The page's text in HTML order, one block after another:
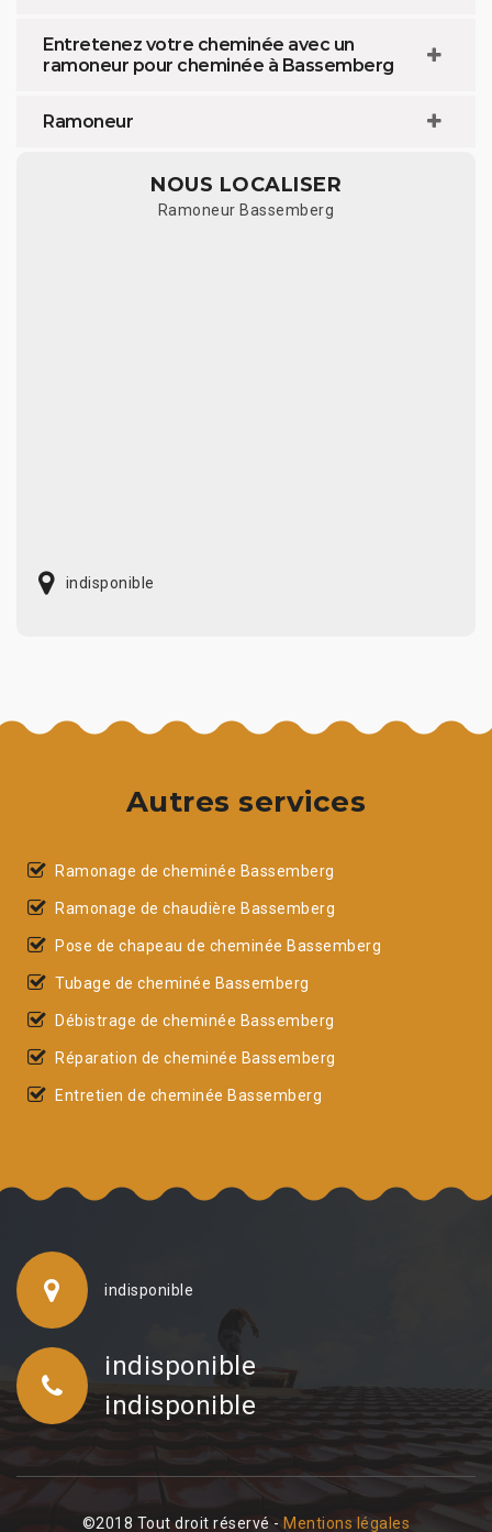
Entretenez votre cheminée avec un
ramoneur pour cheminée à Bassemberg
Ramoneur
NOUS LOCALISER
Ramoneur Bassemberg
indisponible
Autres services
Ramonage de cheminée Bassemberg
Ramonage de chaudière Bassemberg
Pose de chapeau de cheminée Bassemberg
Tubage de cheminée Bassemberg
Débistrage de cheminée Bassemberg
Réparation de cheminée Bassemberg
Entretien de cheminée Bassemberg
indisponible
indisponible
indisponible
©2018 Tout droit réservé - Mentions légales